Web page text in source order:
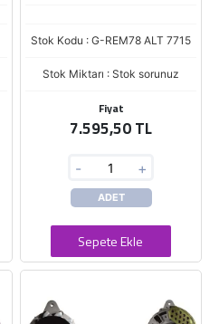
Stok Kodu : G-REM78 ALT 7715
Stok Miktarı : Stok sorunuz
Fiyat
7.595,50 TL
- +
ADET
Sepete Ekle